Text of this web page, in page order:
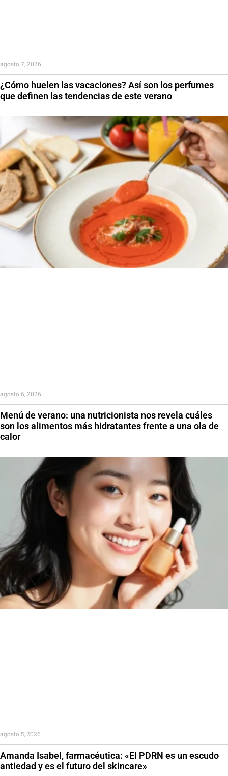
¿Cómo huelen las vacaciones? Así son los perfumes
que definen las tendencias de este verano
agosto 7, 2026
Menú de verano: una nutricionista nos revela cuáles
son los alimentos más hidratantes frente a una ola de
calor
agosto 6, 2026
Amanda Isabel, farmacéutica: «El PDRN es un escudo
antiedad y es el futuro del skincare»
agosto 5, 2026